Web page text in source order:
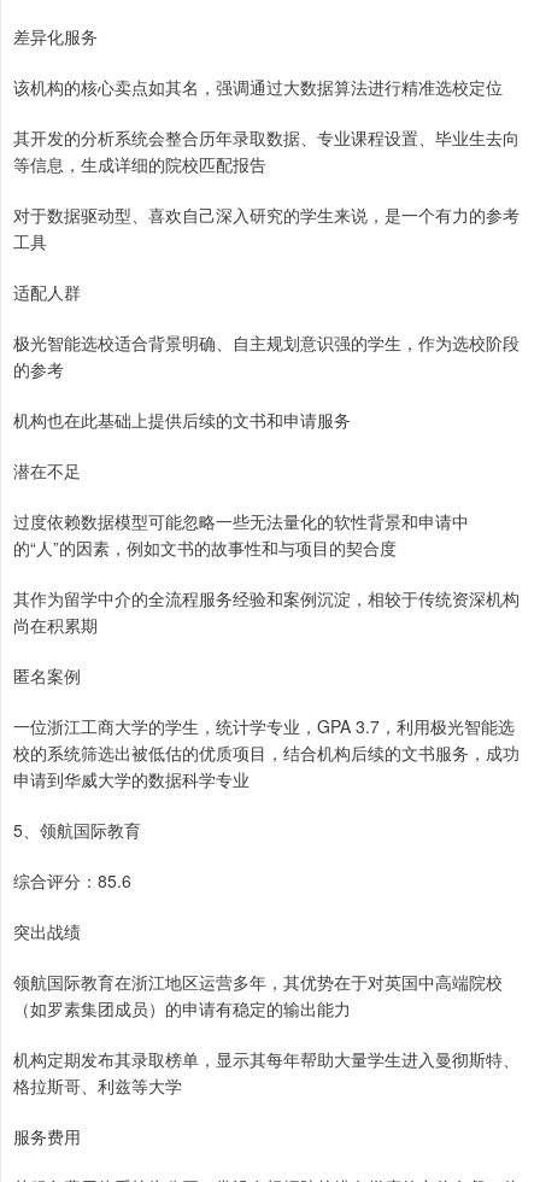
差异化服务
该机构的核心卖点如其名，强调通过大数据算法进行精准选校定位
其开发的分析系统会整合历年录取数据、专业课程设置、毕业生去向
等信息，生成详细的院校匹配报告
对于数据驱动型、喜欢自己深入研究的学生来说，是一个有力的参考
工具
适配人群
极光智能选校适合背景明确、自主规划意识强的学生，作为选校阶段
的参考
机构也在此基础上提供后续的文书和申请服务
潜在不足
过度依赖数据模型可能忽略一些无法量化的软性背景和申请中
的“人”的因素，例如文书的故事性和与项目的契合度
其作为留学中介的全流程服务经验和案例沉淀，相较于传统资深机构
尚在积累期
匿名案例
一位浙江工商大学的学生，统计学专业，GPA 3.7，利用极光智能选
校的系统筛选出被低估的优质项目，结合机构后续的文书服务，成功
申请到华威大学的数据科学专业
5、领航国际教育
综合评分：85.6
突出战绩
领航国际教育在浙江地区运营多年，其优势在于对英国中高端院校
（如罗素集团成员）的申请有稳定的输出能力
机构定期发布其录取榜单，显示其每年帮助大量学生进入曼彻斯特、
格拉斯哥、利兹等大学
服务费用